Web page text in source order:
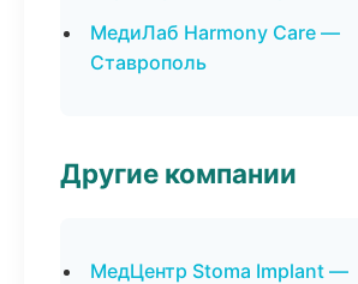
МедиЛаб Harmony Care —
Ставрополь
Другие компании
МедЦентр Stoma Implant —